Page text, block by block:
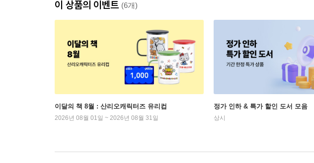
이 상품의 이벤트 (6개)
이달의 책 8월 : 산리오캐릭터즈 유리컵
2026년 08월 01일 ~ 2026년 08월 31일
정가 인하 & 특가 할인 도서 모음
상시